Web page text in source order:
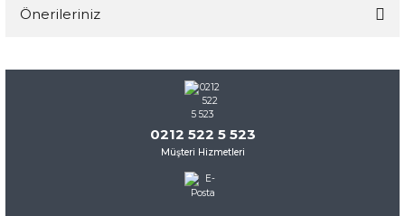
Önerileriniz
konularda yetersiz gördüğünüz noktaları öneri formunu
kullanarak tarafımıza iletebilirsiniz.
Görüş ve önerileriniz için teşekkür ederiz.
Ürün resmi kalitesiz, bozuk veya görüntülenemiyor.
Ürün açıklamasında eksik bilgiler bulunuyor.
0212 522 5 523
Müşteri Hizmetleri